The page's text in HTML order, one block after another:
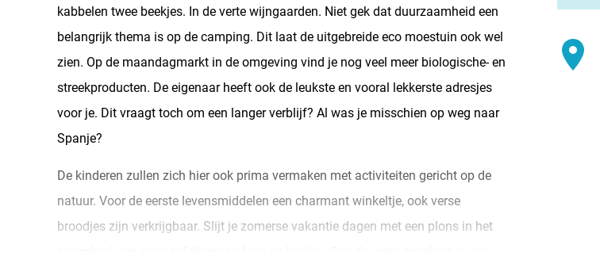
kabbelen twee beekjes. In de verte wijngaarden. Niet gek dat duurzaamheid een
belangrijk thema is op de camping. Dit laat de uitgebreide eco moestuin ook wel
zien. Op de maandagmarkt in de omgeving vind je nog veel meer biologische- en
streekproducten. De eigenaar heeft ook de leukste en vooral lekkerste adresjes
voor je. Dit vraagt toch om een langer verblijf? Al was je misschien op weg naar
Spanje?
De kinderen zullen zich hier ook prima vermaken met activiteiten gericht op de
natuur. Voor de eerste levensmiddelen een charmant winkeltje, ook verse
broodjes zijn verkrijgbaar. Slijt je zomerse vakantie dagen met een plons in het